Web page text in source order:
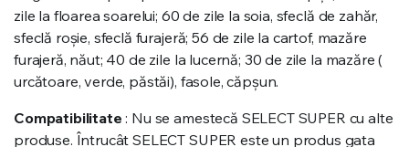
zile la floarea soarelui; 60 de zile la soia, sfeclă de zahăr,
sfeclă roșie, sfeclă furajeră; 56 de zile la cartof, mazăre
furajeră, năut; 40 de zile la lucernă; 30 de zile la mazăre (
urcătoare, verde, păstăi), fasole, căpșun.
Compatibilitate : Nu se amestecă SELECT SUPER cu alte
produse. Întrucât SELECT SUPER este un produs gata